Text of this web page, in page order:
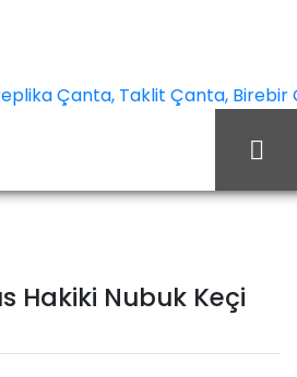
Derisi
Hakiki Nubuk Keçi